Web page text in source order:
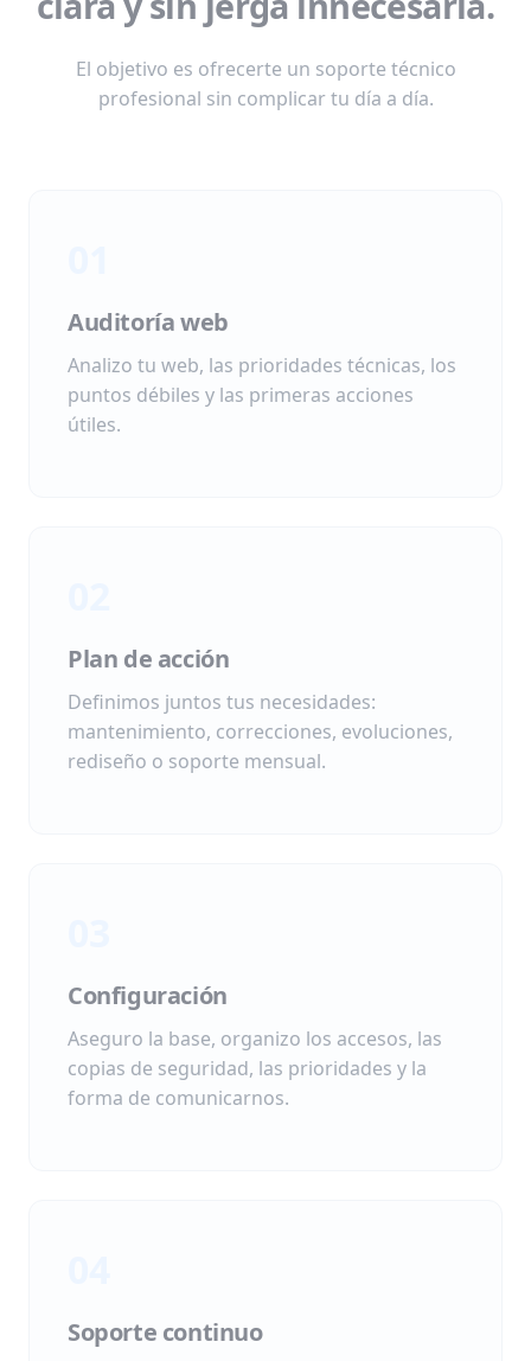
El objetivo es ofrecerte un soporte técnico
profesional sin complicar tu día a día.
Auditoría web
Analizo tu web, las prioridades técnicas, los
puntos débiles y las primeras acciones
útiles.
Plan de acción
Definimos juntos tus necesidades:
mantenimiento, correcciones, evoluciones,
rediseño o soporte mensual.
Configuración
Aseguro la base, organizo los accesos, las
copias de seguridad, las prioridades y la
forma de comunicarnos.
Soporte continuo